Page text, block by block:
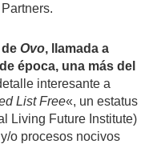
deOvo, llamada a
época, una más del
interesante a
List Free«, un estatus
Living Future Institute)
o procesos nocivos